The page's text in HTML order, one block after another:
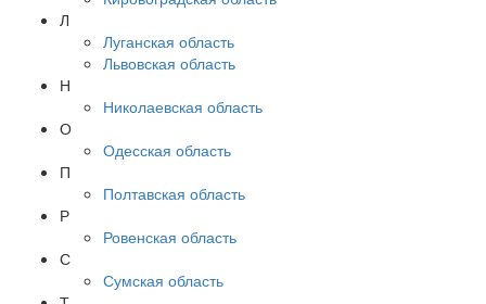
Л
Луганская область
Львовская область
Н
Николаевская область
О
Одесская область
П
Полтавская область
Р
Ровенская область
С
Сумская область